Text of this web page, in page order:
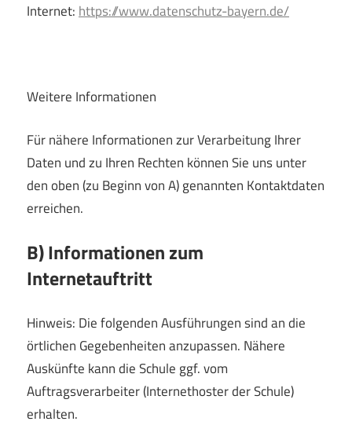
Internet:https://www.datenschutz-bayern.de/
Weitere Informationen
Für nähere Informationen zur Verarbeitung Ihrer
Daten und zu Ihren Rechten können Sie uns unter
den oben (zu Beginn von A) genannten Kontaktdaten
erreichen.
B) Informationen zum
Internetauftritt
Hinweis: Die folgenden Ausführungen sind an die
örtlichen Gegebenheiten anzupassen. Nähere
Auskünfte kann die Schule ggf. vom
Auftragsverarbeiter (Internethoster der Schule)
erhalten.